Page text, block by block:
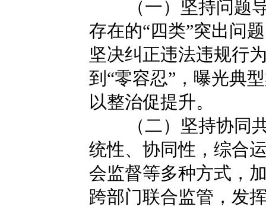
（一）坚持问题
存在的“四类”突出问
坚决纠正违法违规行
到“零容忍”，曝光典
以整治促提升。
（二）坚持协同
统性、协同性，综合
会监督等多种方式，
跨部门联合监管，发